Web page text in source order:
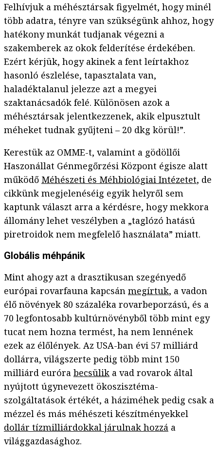
Felhívjuk a méhésztársak figyelmét, hogy minél
több adatra, tényre van szükségünk ahhoz, hogy
hatékony munkát tudjanak végezni a
szakemberek az okok felderítése érdekében.
Ezért kérjük, hogy akinek a fent leírtakhoz
hasonló észlelése, tapasztalata van,
haladéktalanul jelezze azt a megyei
szaktanácsadók felé. Különösen azok a
méhésztársak jelentkezzenek, akik elpusztult
méheket tudnak gyűjteni – 20 dkg körül!”.
Kerestük az OMME-t, valamint a gödöllői
Haszonállat Génmegőrzési Központ égisze alatt
működő Méhészeti és Méhbiológiai Intézetet, de
cikkünk megjelenéséig egyik helyről sem
kaptunk választ arra a kérdésre, hogy mekkora
állomány lehet veszélyben a „taglózó hatású
piretroidok nem megfelelő használata” miatt.
Globális méhpánik
Mint ahogy azt a drasztikusan szegényedő
európai rovarfauna kapcsán megírtuk, a vadon
élő növények 80 százaléka rovarbeporzású, és a
70 legfontosabb kultúrnövényből több mint egy
tucat nem hozna termést, ha nem lennének
ezek az élőlények. Az USA-ban évi 57 milliárd
dollárra, világszerte pedig több mint 150
milliárd euróra becsülik a vad rovarok által
nyújtott úgynevezett ökoszisztéma-
szolgáltatások értékét, a háziméhek pedig csak a
mézzel és más méhészeti készítményekkel
dollár tízmilliárdokkal járulnak hozzá a
világgazdasághoz.